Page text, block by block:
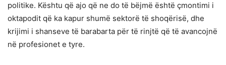
politike. Kështu që ajo që ne do të bëjmë është çmontimi i
oktapodit që ka kapur shumë sektorë të shoqërisë, dhe
krijimi i shanseve të barabarta për të rinjtë që të avancojnë
në profesionet e tyre.